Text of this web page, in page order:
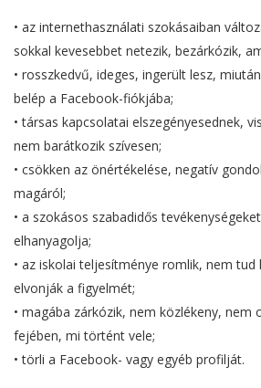
• az internethasználati szokásaiban
sokkal kevesebbet netezik, bezárkózik,
• rosszkedvű, ideges, ingerült lesz,
belép a Facebook-fiókjába;
• társas kapcsolatai elszegényesednek,
nem barátkozik szívesen;
• csökken az önértékelése, negatív
magáról;
• a szokásos szabadidős
elhanyagolja;
• az iskolai teljesítménye romlik, nem
elvonják a figyelmét;
• magába zárkózik, nem közlékeny, nem
fejében, mi történt vele;
• törli a Facebook- vagy egyéb profilját.